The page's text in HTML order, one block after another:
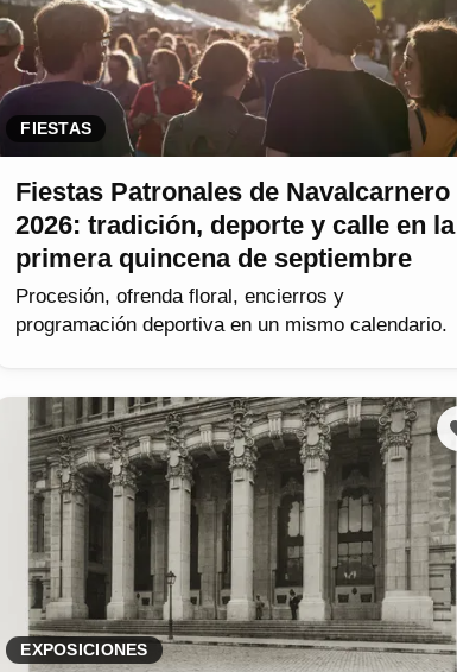
FIESTAS
Fiestas Patronales de Navalcarnero
2026: tradición, deporte y calle en la
primera quincena de septiembre
Procesión, ofrenda floral, encierros y
programación deportiva en un mismo calendario.
EXPOSICIONES